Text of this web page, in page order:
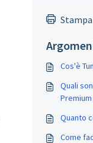
Stampa
Cos'è
Quali
Quanto
Come